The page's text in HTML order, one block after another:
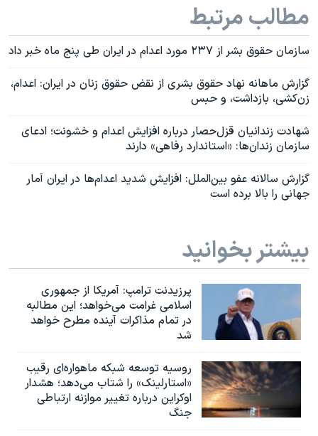
مطالب مرتبط
سازمان حقوق بشر از ۲۳۷ مورد اعدام در ایران طی پنج ماه خبر داد
گزارش ماهانه نهاد حقوق بشری از نقض حقوق زنان در ایران: اعدام،
زن‌کشی، بازداشت، و حبس
شهادت زندانیان قزل‌حصار درباره افزایش اعدام و خشونت؛ ادعای
سازمان زندان‌ها: «استاندارد رفاهی» دارند
گزارش سالانه عفو بین‌الملل: افزایش شدید اعدام‌ها در ایران آمار
جهانی را بالا برده است
بیشتر بخوانید
پرزیدنت ترامپ: آمریکا از جمهوری
اسلامی غرامت می‌خواهد؛ این مطالبه
در تمام مذاکرات آینده مطرح خواهد
شد
روسیه توسعه شبکه ماهواره‌ای رقیب
«استارلینک» را شتاب می‌دهد؛ هشدار
اوکراین درباره تغییر موازنه ارتباطی
جنگ